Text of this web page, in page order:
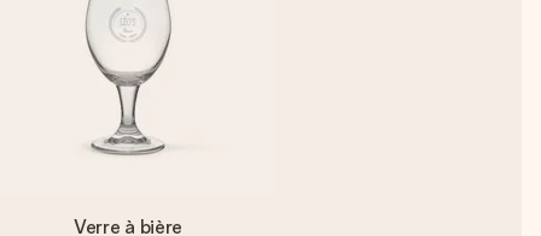
Verre à bière